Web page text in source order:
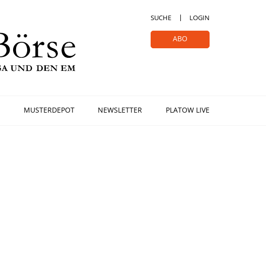
SUCHE LOGIN
ABO
MUSTERDEPOT NEWSLETTER
PLATOW LIVE